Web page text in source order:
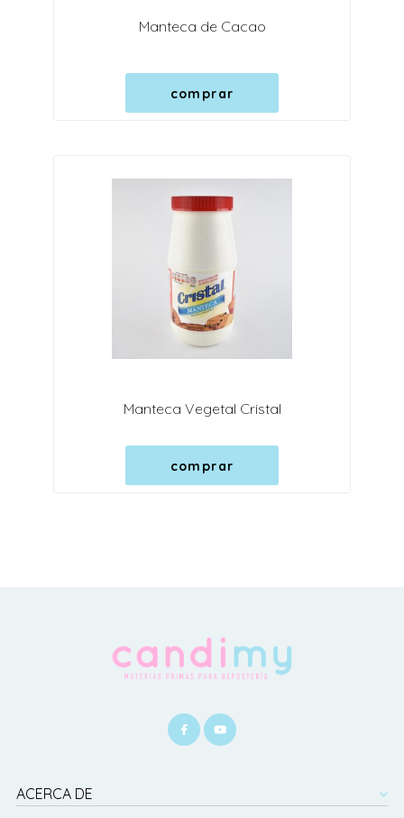
Manteca de Cacao
comprar
Manteca Vegetal Cristal
comprar
ACERCA DE